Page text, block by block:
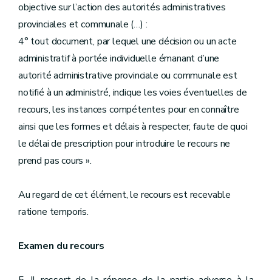
objective sur l’action des autorités administratives
provinciales et communale (…) :
4° tout document, par lequel une décision ou un acte
administratif à portée individuelle émanant d’une
autorité administrative provinciale ou communale est
notifié à un administré, indique les voies éventuelles de
recours, les instances compétentes pour en connaître
ainsi que les formes et délais à respecter, faute de quoi
le délai de prescription pour introduire le recours ne
prend pas cours ».
Au regard de cet élément, le recours est recevable
ratione temporis.
Examen du recours